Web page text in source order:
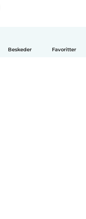
Beskeder Favoritter